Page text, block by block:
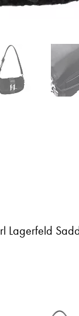
Lagerfeld